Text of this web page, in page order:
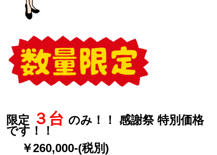
限定 ３台 のみ！！ 感謝祭 特別価格
です！！
￥260,000-(税別)